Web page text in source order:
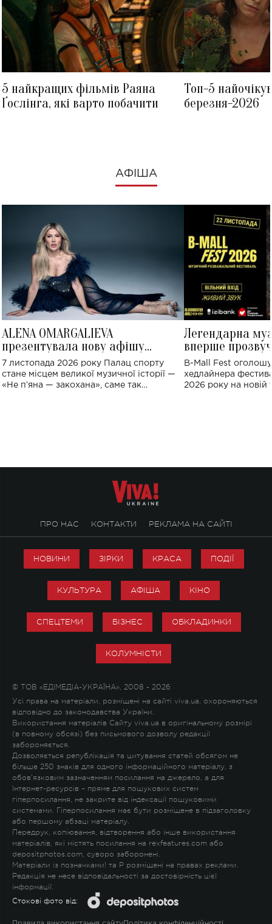
5 найкращих фільмів Раяна
Ґослінга, які варто побачити
Топ-5
березня-2026
АФІША
ALENA OMARGALIEVA
презентувала нову афішу
великого концерту в Палаці
спорту
7 листопада 2026 року Палац спорту
стане місцем великої музичної історії —
«Не пʼяна — закохана», саме так
Легендарна
вперше
Україні: де
B-Mall Fest
хедлайнера
2026 року на новій
ПРО НАС КОНТАКТИ РЕКЛАМА НА САЙТІ
НОВИНИ ЗІРКИ КРАСА ПОДІЇ
КУЛЬТУРА АФІША КІНО
СПЕЦТЕМИ БІЗНЕС ОБКЛАДИНКИ
КОЛУМНІСТИ
© ТОВ «ЕДІМЕДІА-УКРАЇНА», 2008 - 2026
Усі права на матеріали, розміщені на сайті viva.ua, охороняються
відповідно до законодавства України.
Використання матеріалів Сайту viva.ua в оригінальному розмірі
(в повному обсязі) без письмового дозволу редакції
забороняється.
Дозволяється републікація та цитування статей обсягом не
більше 250 знаків для одного інформаційного матеріалу, з
обов'язковим зазначенням посилання на джерело, а для
Інтернет-ресурсів – пряме для пошукових систем
гіперпосилання, не закрите від індексації пошуковими
системами. Гіперпосилання має бути розміщене в підзаголовку
або першому абзаці матеріалу.
Передрук, копіювання, відтворення або інше використання
матеріалів, які містять посилання на rexfeatures.com або
depositphotos.com, суворо заборонені.
Матеріали із позначками! та P розміщені на правах реклами.
Редакція не несе відповідальності за достовірність цієї
інформації.
Стокові фото від: